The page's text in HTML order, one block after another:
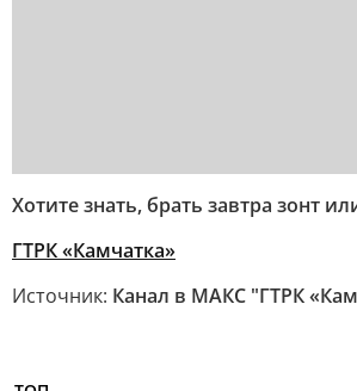
Хотите знать, брать завтра зонт
ГТРК «Камчатка»
Источник: Канал в МАКС "ГТРК